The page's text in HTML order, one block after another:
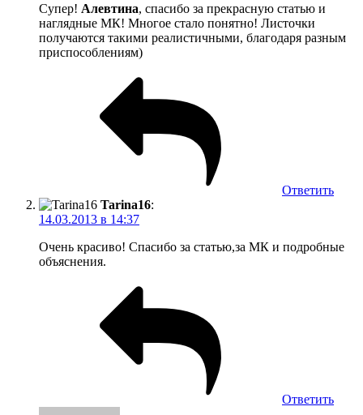
Супер! Алевтина, спасибо за прекрасную статью и
наглядные МК! Многое стало понятно! Листочки
получаются такими реалистичными, благодаря разным
приспособлениям)
Ответить
Tarina16:
14.03.2013 в 14:37
Очень красиво! Спасибо за статью,за МК и подробные
объяснения.
Ответить